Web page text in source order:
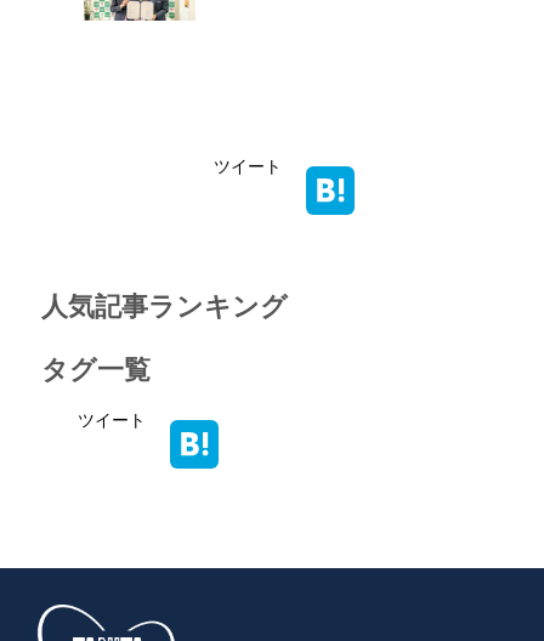
ツイート
人気記事ランキング
タグ一覧
ツイート